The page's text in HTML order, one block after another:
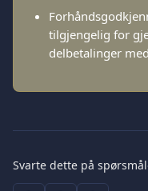
tilgjengelig for
delbetalinger
Svarte dette på